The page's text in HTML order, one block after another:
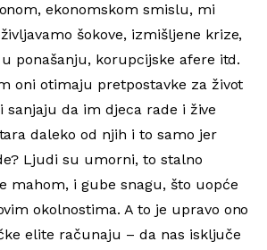
ekonomskom smislu, mi
šokove, izmišljene krize,
ponašanju, korupcijske afere itd.
oni otimaju pretpostavke za život
sanjaju da im djeca rade i žive
daleko od njih i to samo jer
Ljudi su umorni, to stalno
mahom, i gube snagu, što uopće
okolnostima. A to je upravo ono
elite računaju – da nas isključe